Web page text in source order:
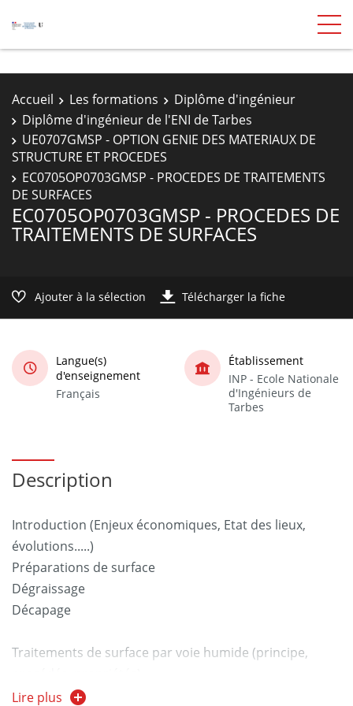
Accueil Les formations
Diplôme d'ingénieur
Diplôme d'ingénieur de l'ENI de Tarbes
UE0707GMSP - OPTION GENIE DES MATERIAUX DE
STRUCTURE ET PROCEDES
EC0705OP0703GMSP - PROCEDES DE TRAITEMENTS
DE SURFACES
EC0705OP0703GMSP - PROCEDES DE
TRAITEMENTS DE SURFACES
Ajouter à la sélection Télécharger la fiche
Langue(s)
d'enseignement
Français
Établissement
INP - Ecole Nationale
d'Ingénieurs de
Tarbes
Description
Introduction (Enjeux économiques, Etat des lieux,
évolutions.....)
Préparations de surface
Dégraissage
Décapage
Traitements de surface par voie humide (principe,
Traitements de conversion
Lire plus